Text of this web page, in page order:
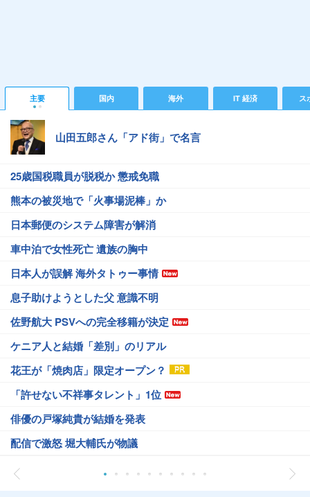
主要 国内 海外 IT 経済 ス
山田五郎さん「アド街」で名言
25歳国税職員が脱税か 懲戒免職
熊本の被災地で「火事場泥棒」か
日本郵便のシステム障害が解消
車中泊で女性死亡 遺族の胸中
日本人が誤解 海外タトゥー事情
息子助けようとした父 意識不明
佐野航大 PSVへの完全移籍が決定
ケニア人と結婚「差別」のリアル
花王が「焼肉店」限定オープン？
「許せない不祥事タレント」1位
俳優の戸塚純貴が結婚を発表
配信で激怒 堀大輔氏が物議